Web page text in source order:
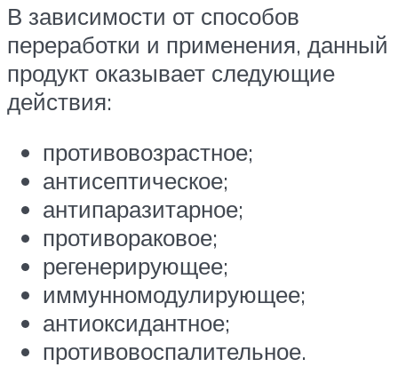
В зависимости от способов
переработки и применения, данный
продукт оказывает следующие
действия:
противовозрастное;
антисептическое;
антипаразитарное;
противораковое;
регенерирующее;
иммунномодулирующее;
антиоксидантное;
противовоспалительное.